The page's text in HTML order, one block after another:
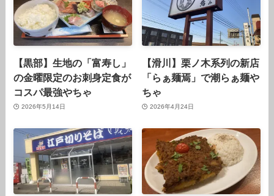
【黒部】生地の「富寿し」
の金曜限定のお刺身定食が
コスパ最強やちゃ
2026年5月14日
【滑川】栗ノ木系列の新店
「らぁ麺焉」で潮らぁ麺や
ちゃ
2026年4月24日